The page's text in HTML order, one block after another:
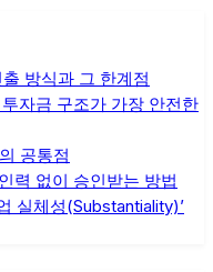
방식과 그 한계점
자금 구조가 가장 안전한
공통점
력 없이 승인받는 방법
실체성(Substantiality)’